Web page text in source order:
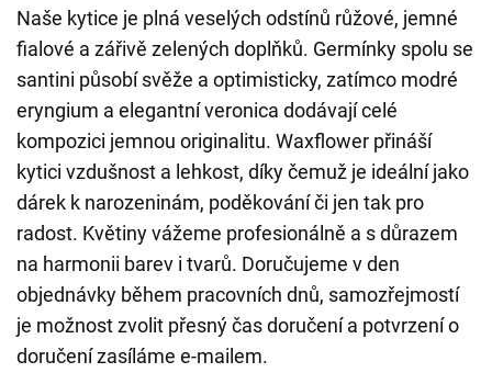
Naše kytice je plná veselých odstínů růžové, jemné
fialové a zářivě zelených doplňků. Germínky spolu se
santini působí svěže a optimisticky, zatímco modré
eryngium a elegantní veronica dodávají celé
kompozici jemnou originalitu. Waxflower přináší
kytici vzdušnost a lehkost, díky čemuž je ideální jako
dárek k narozeninám, poděkování či jen tak pro
radost. Květiny vážeme profesionálně a s důrazem
na harmonii barev i tvarů. Doručujeme v den
objednávky během pracovních dnů, samozřejmostí
je možnost zvolit přesný čas doručení a potvrzení o
doručení zasíláme e-mailem.